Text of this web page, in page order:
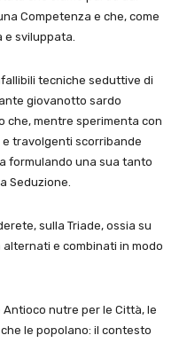
Competenza e che, come
e sviluppata.
tecniche seduttive di
giovanotto sardo
che, mentre sperimenta con
travolgenti scorribande
formulando una sua tanto
Seduzione.
sulla Triade, ossia su
e combinati in modo
Antioco nutre per le Città, le
le popolano: il contesto